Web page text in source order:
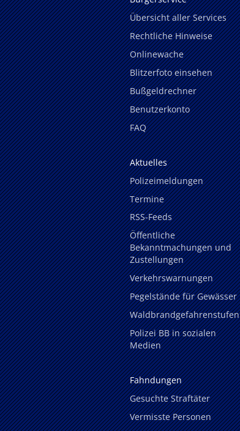
Übersicht aller Services
Rechtliche Hinweise
Onlinewache
Blitzerfoto einsehen
Bußgeldrechner
Benutzerkonto
FAQ
Aktuelles
Polizeimeldungen
Termine
RSS-Feeds
Öffentliche
Bekanntmachungen und
Zustellungen
Verkehrswarnungen
Pegelstände für Gewässer
Waldbrandgefahrenstufen
Polizei BB in sozialen
Medien
Fahndungen
Gesuchte Straftäter
Vermisste Personen